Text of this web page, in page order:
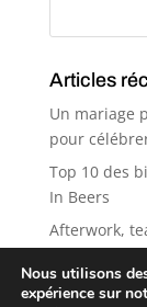
Articles
Un mariage
pour
Top 10 des
In Beers
Afterwork,
5 bonnes
Nous utilisons
expérience sur